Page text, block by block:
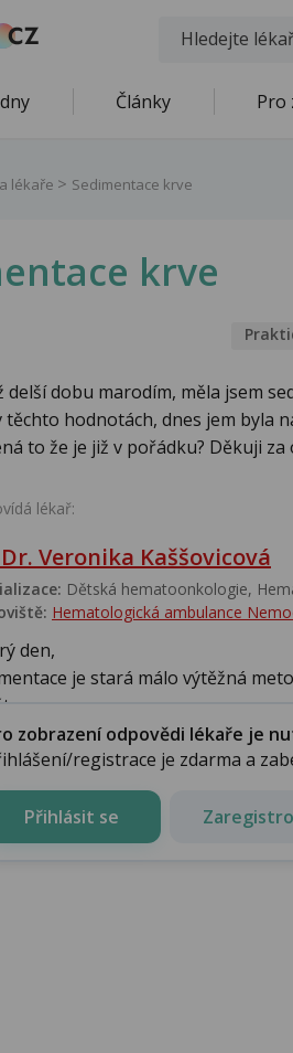
Články Pro
lékaře Sedimentace krve
krve
delší dobu marodím, měla jsem
hodnotách, dnes jem byla
to že je již v pořádku? Děkuji
lékař:
Veronika Kaššovicová
Dětská hematoonkologie,
Hematologická ambulance
den,
je stará málo výtěžná
...
zobrazení odpovědi lékaře je
registrace je zdarma a
Přihlásit se